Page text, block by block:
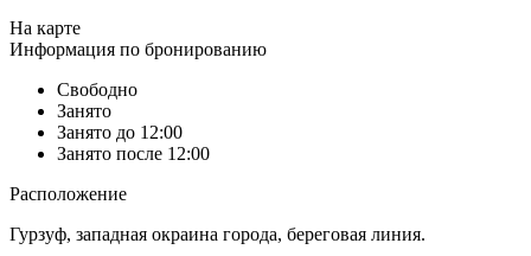
На карте
Информация по бронированию
Свободно
Занято
Занято до 12:00
Занято после 12:00
Расположение
Гурзуф, западная окраина города, береговая линия.